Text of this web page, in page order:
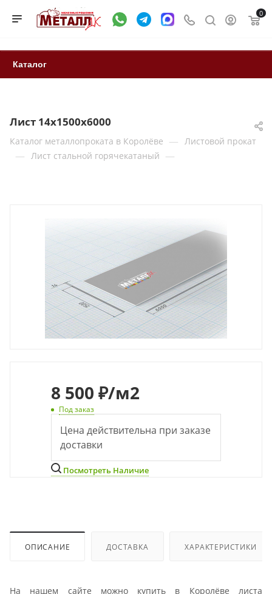
0
Каталог
Лист 14х1500х6000
Каталог металлопроката в Королёве — Листовой прокат
— Лист стальной горячекатаный —
8 500 ₽/м2
Под заказ
Цена действительна при заказе
доставки
Посмотреть Наличие
ОПИСАНИЕ ДОСТАВКА ХАРАКТЕРИСТИКИ
На нашем сайте можно купить в Королёве листа